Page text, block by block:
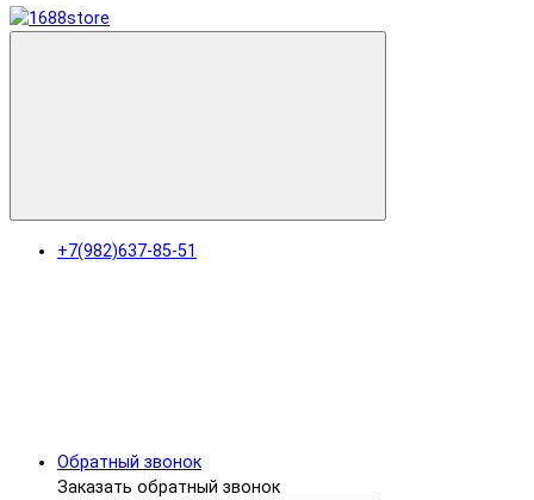
+7(982)637-85-51
Обратный звонок
Заказать обратный звонок